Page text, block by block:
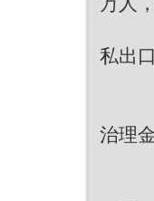
私出
治理